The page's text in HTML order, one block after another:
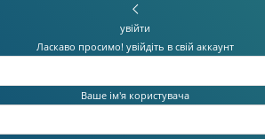
увійти
Ласкаво просимо! увійдіть в свій аккаунт
Ваше ім'я користувача